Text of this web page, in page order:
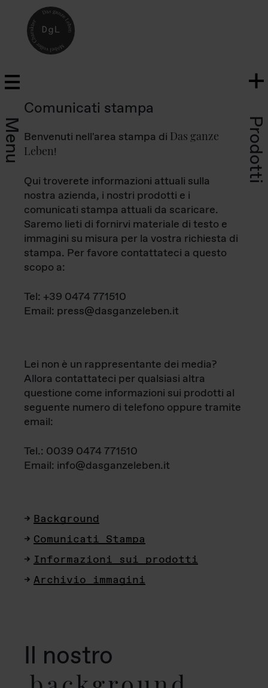
Menu Prodotti
Comunicati stampa
Benvenuti nell'area stampa di Das ganze
Leben!
Qui troverete informazioni attuali sulla
nostra azienda, i nostri prodotti e i
comunicati stampa attuali da scaricare.
Saremo lieti di fornirvi materiale di testo e
immagini su misura per la vostra richiesta di
stampa. Per favore contattateci a questo
scopo a:
Tel: +39 0474 771510
Email: press@dasganzeleben.it
Lei non è un rappresentante dei media?
Allora contattateci per qualsiasi altra
questione come informazioni sui prodotti al
seguente numero di telefono oppure tramite
email:
Tel.: 0039 0474 771510
Email: info@dasganzeleben.it
Background
Comunicati Stampa
Informazioni sui prodotti
Archivio immagini
Il nostro